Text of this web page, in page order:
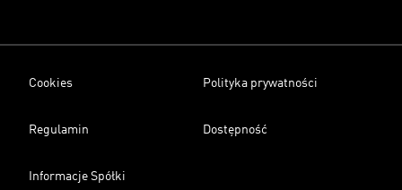
Cookies Polityka prywatności
Regulamin Dostępność
Informacje Spółki